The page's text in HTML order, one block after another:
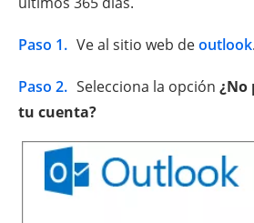
Paso 1. Ve al sitio web deoutlook.
Paso 2. Selecciona la opción ¿No
tu cuenta?